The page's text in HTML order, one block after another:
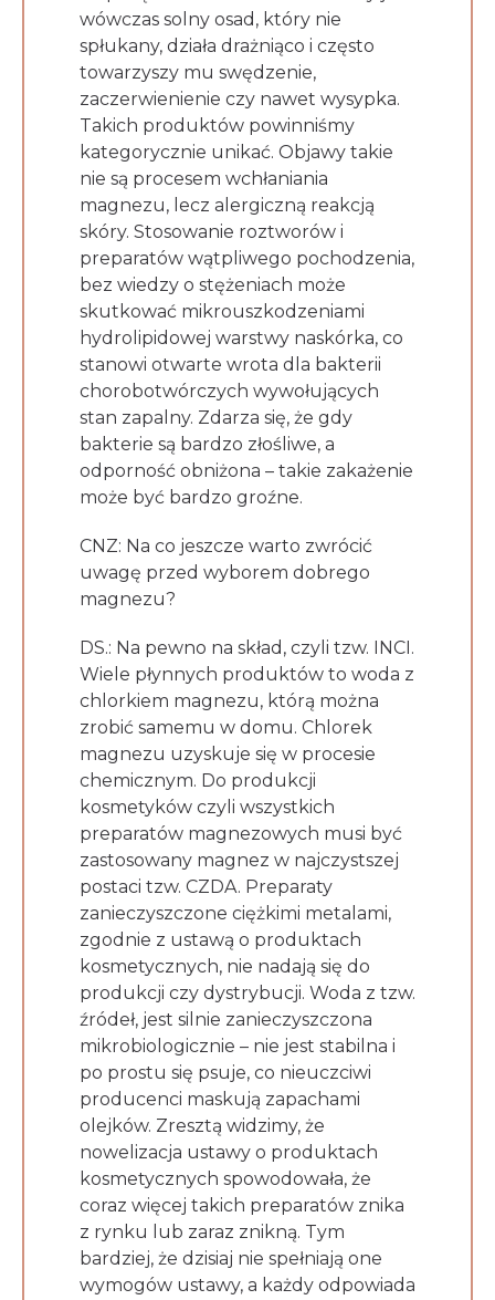
wówczas solny osad, który nie
spłukany, działa drażniąco i często
towarzyszy mu swędzenie,
zaczerwienienie czy nawet wysypka.
Takich produktów powinniśmy
kategorycznie unikać. Objawy takie
nie są procesem wchłaniania
magnezu, lecz alergiczną reakcją
skóry. Stosowanie roztworów i
preparatów wątpliwego pochodzenia,
bez wiedzy o stężeniach może
skutkować mikrouszkodzeniami
hydrolipidowej warstwy naskórka, co
stanowi otwarte wrota dla bakterii
chorobotwórczych wywołujących
stan zapalny. Zdarza się, że gdy
bakterie są bardzo złośliwe, a
odporność obniżona – takie zakażenie
może być bardzo groźne.
CNZ: Na co jeszcze warto zwrócić
uwagę przed wyborem dobrego
magnezu?
DS.: Na pewno na skład, czyli tzw. INCI.
Wiele płynnych produktów to woda z
chlorkiem magnezu, którą można
zrobić samemu w domu. Chlorek
magnezu uzyskuje się w procesie
chemicznym. Do produkcji
kosmetyków czyli wszystkich
preparatów magnezowych musi być
zastosowany magnez w najczystszej
postaci tzw. CZDA. Preparaty
zanieczyszczone ciężkimi metalami,
zgodnie z ustawą o produktach
kosmetycznych, nie nadają się do
produkcji czy dystrybucji. Woda z tzw.
źródeł, jest silnie zanieczyszczona
mikrobiologicznie – nie jest stabilna i
po prostu się psuje, co nieuczciwi
producenci maskują zapachami
olejków. Zresztą widzimy, że
nowelizacja ustawy o produktach
kosmetycznych spowodowała, że
coraz więcej takich preparatów znika
z rynku lub zaraz znikną. Tym
bardziej, że dzisiaj nie spełniają one
wymogów ustawy, a każdy odpowiada